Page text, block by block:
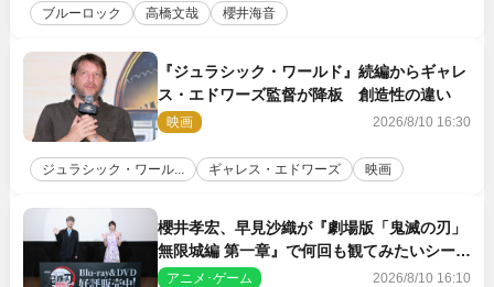
ブルーロック 高橋文哉 櫻井海音
『ジュラシック・ワールド』続編からギャレ
ス・エドワーズ監督が降板 創造性の違い
映画 2026/8/10 16:30
ジュラシック・ワール... ギャレス・エドワーズ 映画
櫻井孝宏、早見沙織が『劇場版「鬼滅の刃」
無限城編 第一章』で何回も観てみたいシーン
とは？ イベントレポート到着
アニメ･ゲーム 2026/8/10 16:10